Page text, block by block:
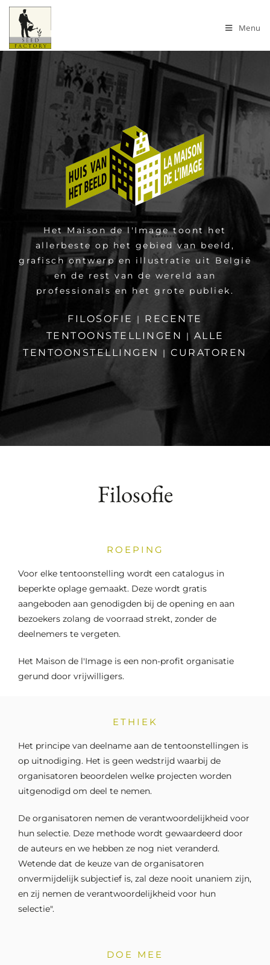
Menu
Het Maison de l'Image toont het
allerbeste op het gebied van beeld,
grafisch ontwerp en illustratie uit België
en de rest van de wereld aan
professionals en het grote publiek.
FILOSOFIE | RECENTE
TENTOONSTELLINGEN
| ALLE
TENTOONSTELLINGEN
|CURATOREN
Filosofie
ROEPING
Voor elke tentoonstelling wordt een catalogus in
beperkte oplage gemaakt. Deze wordt gratis
aangeboden aan genodigden bij de opening en aan
bezoekers zolang de voorraad strekt, zonder de
deelnemers te vergeten.
Het Maison de l'Image is een non-profit organisatie
gerund door vrijwilligers.
ETHIEK
Het principe van deelname aan de tentoonstellingen is
op uitnodiging. Het is geen wedstrijd waarbij de
organisatoren beoordelen welke projecten worden
uitgenodigd om deel te nemen.
De organisatoren nemen de verantwoordelijkheid voor
hun selectie. Deze methode wordt gewaardeerd door
de auteurs en we hebben ze nog niet veranderd.
Wetende dat de keuze van de organisatoren
onvermijdelijk subjectief is, zal deze nooit unaniem zijn,
en zij nemen de verantwoordelijkheid voor hun
selectie".
DOE MEE